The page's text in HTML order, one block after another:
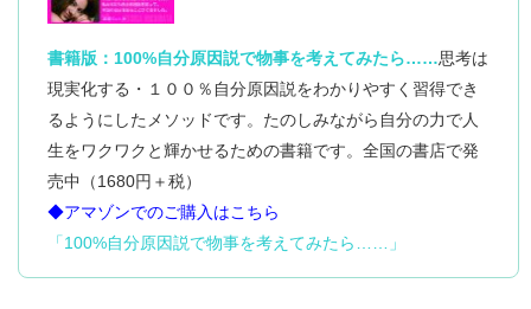
人に幸せにしてもらおう、
自分で幸せを掴む力を身につけていく、
自分で自分の望む未来を創る力を身につけていくのが
この１００%自分原因説です。
幸せに貪欲になってもいいのです。
私は幸せになります、
私は自分に自信がなく、
でもそれがなぜかわからず、
根底にいつも不安感を感じていました。
誰かに分かってほしいのに、
平気なふりしたり、悲しいのに笑っていたり、
そして私だけ苦しんでいると、いつも辛かったです。
今も毎日いろいろありますが、
・母にお芝居のチケットをプレゼントしたくて、
一カ月前に売り切れだったのに、
物は試しで電話してみたら
「たった今２名分キャンセルがでました」と。
しかも前から４列目という好座席ゲット！・・・など
などです。
子供の時は、学校での人間関係の問題を
母親になんとかして貰おうとして、
結局うまくいかず、
そのことを母親のせいにして、責めていました。
（このため、大人になってからは、
職場で「都合の悪いことを私のせいにして責めてくる
人」に悩まされた）
クリアになっていく感覚がありました。
CPM1を学び始めて少したった頃を、
今、思い返すと、
日記を書き始めたり、
ヨガを本格的に勉強し始めたり、
学び始めたばかりの私は、
そんな時本屋さんで１００％自分原因説の本に出会い
ました。
いろんな精神世界の本を読んできましたが、
とても心に響いてこれだ！と思いました。
のかも。
「思考」というクリエイティブなパワーを、いい方に
使いたい。そう思います。
語学も、使わないと喋れるようにならないのと同様
に、
CPMも日常で使うことでどんどん定着するんだと思
っています。
久しぶりに本当の自分に戻れたからか、すごくスッキ
うになりました。
そうなんです、わたし男性からのアテンションなんて
本当はどうでもよかったんだ。
CPMを初めてから、自分らしい自分に戻れてきてい
る気がします。無理をしない自分て、すごく居心地が
いいです。
どんどん大きくなり、
「これはもうやるしかない！今度こそ本気で向き合っ
てみよう！」という思いで、CPMの受講を再開しま
した。
再開してから、
書籍版：100%自分原因説で物事を考えてみたら……思考は
現実化する・１００％自分原因説をわかりやすく習得でき
るようにしたメソッドです。たのしみながら自分の力で人
生をワクワクと輝かせるための書籍です。全国の書店で発
売中（1680円＋税）
◆アマゾンでのご購入はこちら
「100%自分原因説で物事を考えてみたら……」